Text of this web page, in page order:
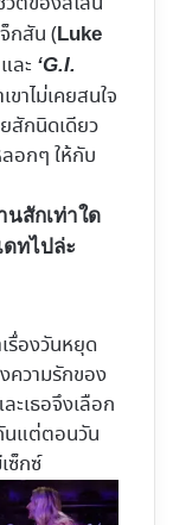
กสัน (Luke
และ ‘G.I.
าไม่เคยสนใจ
สักนิดเดียว
ลอกๆ ให้กับ
สักเท่าใด
ทไปล่ะ
รื่องวันหยุด
ความรักของ
ะเธอจึงเลือก
นแต่ตอนวัน
ซ็กซ์